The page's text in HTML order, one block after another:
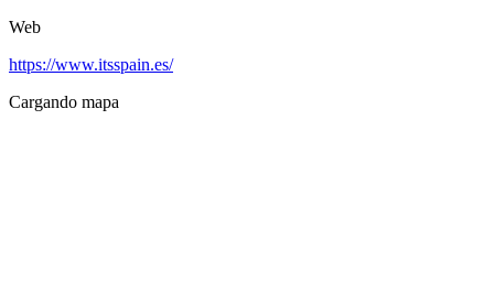
Web
https://www.itsspain.es/
Cargando mapa